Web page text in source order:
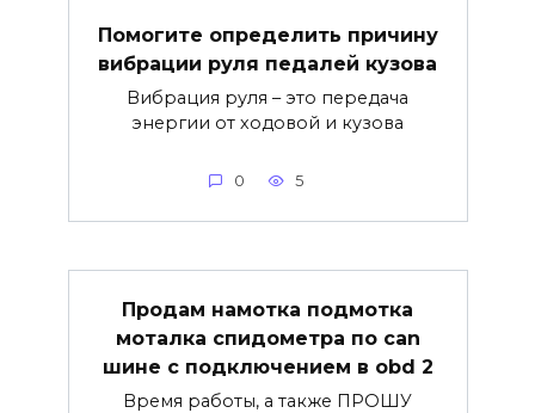
Помогите определить причину
вибрации руля педалей кузова
Вибрация руля – это передача
энергии от ходовой и кузова
0 5
Продам намотка подмотка
моталка спидометра по can
шине с подключением в obd 2
Время работы, а также ПРОШУ